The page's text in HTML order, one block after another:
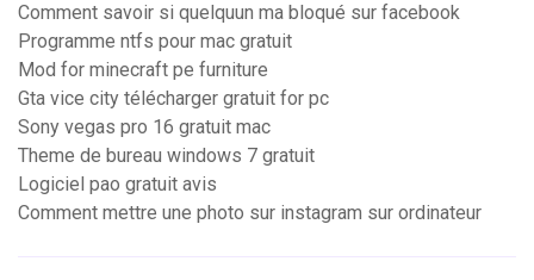
Comment savoir si quelquun ma bloqué sur facebook
Programme ntfs pour mac gratuit
Mod for minecraft pe furniture
Gta vice city télécharger gratuit for pc
Sony vegas pro 16 gratuit mac
Theme de bureau windows 7 gratuit
Logiciel pao gratuit avis
Comment mettre une photo sur instagram sur ordinateur